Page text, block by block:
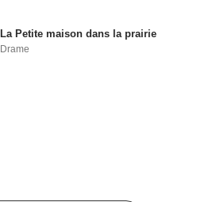
La Petite maison dans la prairie
Drame